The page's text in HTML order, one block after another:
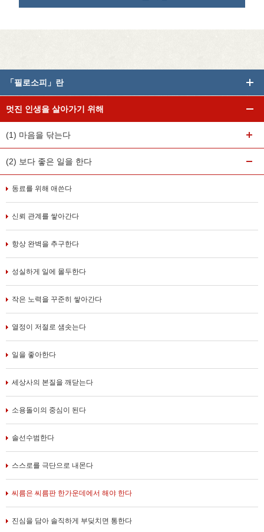
「필로소피」란
멋진 인생을 살아가기 위해
(1) 마음을 닦는다
(2) 보다 좋은 일을 한다
동료를 위해 애쓴다
신뢰 관계를 쌓아간다
항상 완벽을 추구한다
성실하게 일에 몰두한다
작은 노력을 꾸준히 쌓아간다
열정이 저절로 샘솟는다
일을 좋아한다
세상사의 본질을 깨닫는다
소용돌이의 중심이 된다
솔선수범한다
스스로를 극단으로 내몬다
씨름은 씨름판 한가운데에서 해야 한다
진심을 담아 솔직하게 부딪치면 통한다